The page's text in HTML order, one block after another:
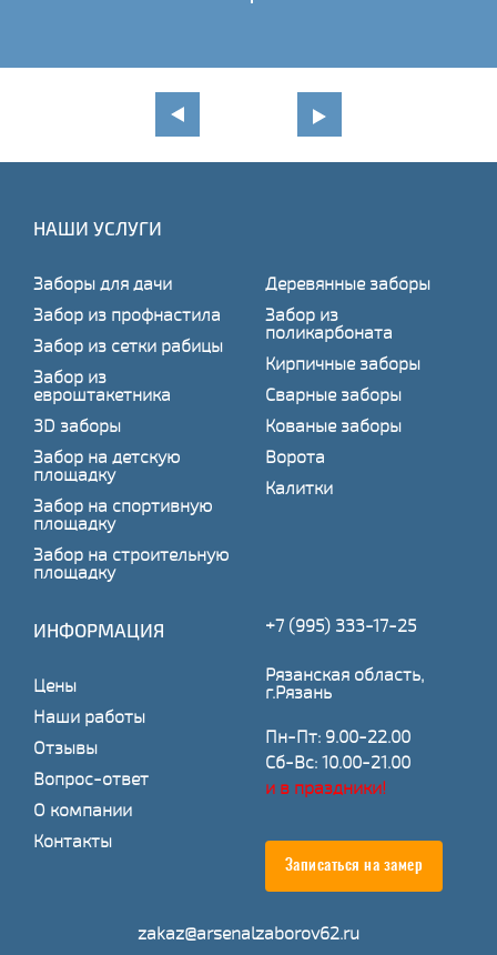
НАШИ УСЛУГИ
Заборы для дачи
Забор из профнастила
Забор из сетки рабицы
Забор из
евроштакетника
3D заборы
Забор на детскую
площадку
Забор на спортивную
площадку
Забор на строительную
площадку
Деревянные заборы
Забор из
поликарбоната
Кирпичные заборы
Сварные заборы
Кованые заборы
Ворота
Калитки
ИНФОРМАЦИЯ
Цены
Наши работы
Отзывы
Вопрос-ответ
О компании
Контакты
+7 (995) 333-17-25
Рязанская область,
г.Рязань
Пн-Пт: 9.00-22.00
Сб-Вс: 10.00-21.00
и в праздники!
Записаться на замер
zakaz@arsenalzaborov62.ru